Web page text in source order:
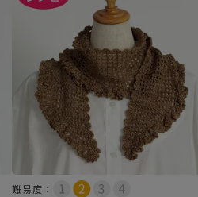
難易度：